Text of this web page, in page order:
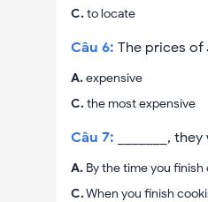
C.to locate
Câu 6: The prices of
A.expensive
C.the most expensive
Câu 7: _______,
A. By the time you finish
C.When you finish